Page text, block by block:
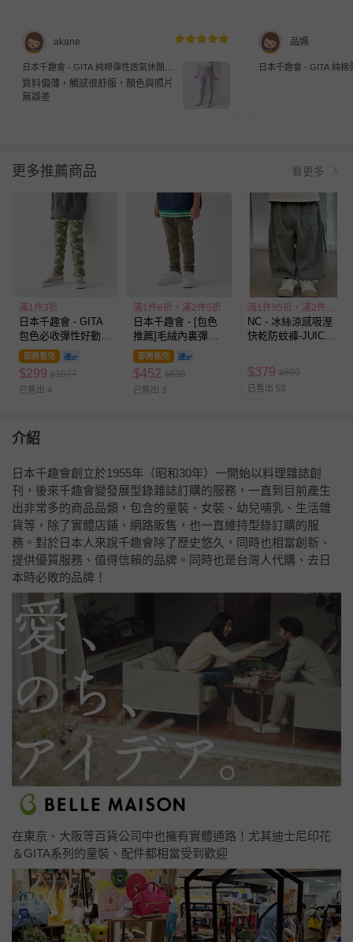
akane
日本千趣會 - GITA 純棉彈性透氣休閒長
褲-薰衣草
質料偏薄，觸感很舒服，顏色與照片
無誤差
品媽
日本千趣會 - GITA 純棉
更多推薦商品 看更多
滿1件3折
日本千趣會 - GITA
包色必收彈性好動長
褲-恐龍迷彩-軍綠
即將售完
$299 $1077
已售出 4
滿1件6折，滿2件5折
日本千趣會 - [包色
推薦]毛絨內裏彈性
長褲-軍綠
即將售完
$452 $835
已售出 3
滿1件95折，滿2件85折
NC - 冰絲涼感吸溼
快乾防蚊褲-JUICE-
$379 $600
已售出 53
介紹
日本千趣會創立於1955年（昭和30年）一開始以料理雜誌創
刊，後來千趣會變發展型錄雜誌訂購的服務，一直到目前產生
出非常多的商品品類，包含的童裝、女裝、幼兒哺乳、生活雜
貨等，除了實體店鋪、網路販售，也一直維持型錄訂購的服
務。對於日本人來說千趣會除了歷史悠久，同時也相當創新、
提供優質服務、值得信賴的品牌。同時也是台灣人代購、去日
本時必敗的品牌！
在東京、大阪等百貨公司中也擁有實體通路！尤其迪士尼印花
＆GITA系列的童裝、配件都相當受到歡迎